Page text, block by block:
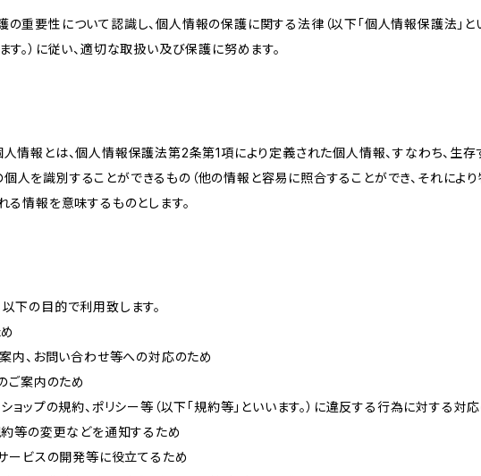
重要性について認識し、個人情報の保護に関する法律（以下「個人情報保護法」と
す。）に従い、適切な取扱い及び保護に努めます。
人情報とは、個人情報保護法第2条第1項により定義された個人情報、すなわち、生
人を識別することができるもの（他の情報と容易に照合することができ、それによ
る情報を意味するものとします。
下の目的で利用致します。
案内、お問い合わせ等への対応のため
ご案内のため
ョップの規約、ポリシー等（以下「規約等」といいます。）に違反する行為に対する対
約等の変更などを通知するため
サービスの開発等に役立てるため